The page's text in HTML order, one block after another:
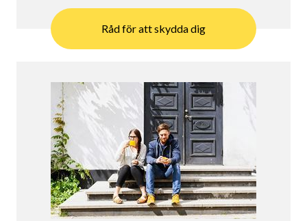
Råd för att skydda dig